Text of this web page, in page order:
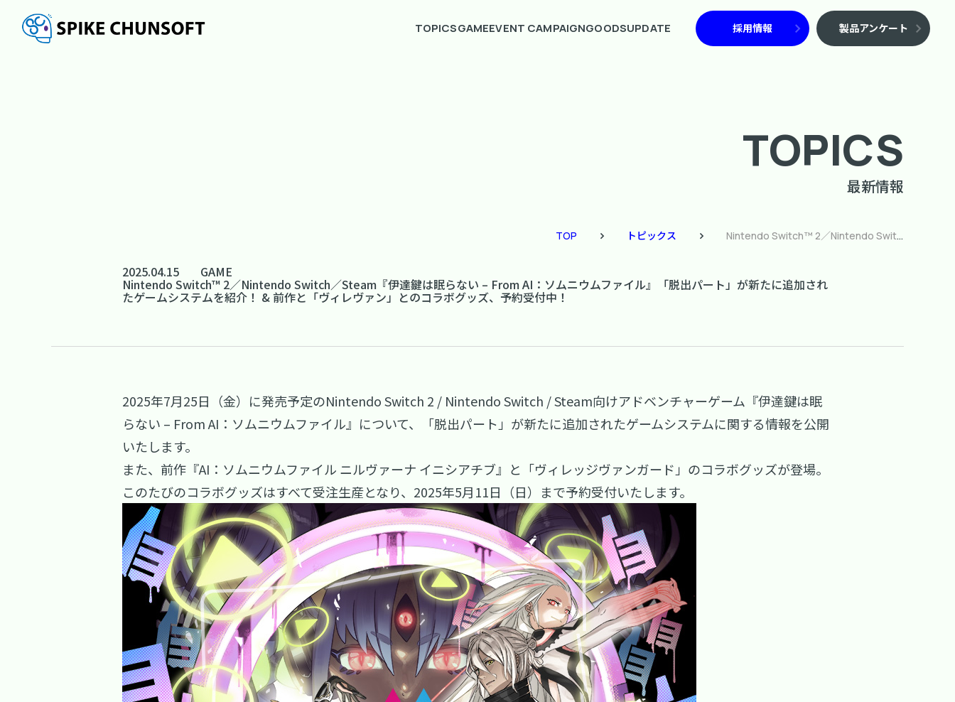
TOPICSGAMEEVENT CAMPAIGNGOODSUPDATE 採用情報 製品アンケート
TOPICS
最新情報
TOP トピックス Nintendo Switch™ 2／Nintendo Switch／Steam『伊達鍵は眠らない – From AI：ソムニウムファイル』「脱出パート」が新たに追加されたゲームシステムを紹介！ & 前作と「ヴィレヴァン」とのコラボグッズ、予約受付中！
2025.04.15 GAME
Nintendo Switch™ 2／Nintendo Switch／Steam『伊達鍵は眠らない – From AI：ソムニウムファイル』「脱出パート」が新たに追加され
たゲームシステムを紹介！ & 前作と「ヴィレヴァン」とのコラボグッズ、予約受付中！
2025年7月25日（金）に発売予定のNintendo Switch 2 / Nintendo Switch / Steam向けアドベンチャーゲーム『伊達鍵は眠
らない – From AI：ソムニウムファイル』について、「脱出パート」が新たに追加されたゲームシステムに関する情報を公開
いたします。
また、前作『AI：ソムニウムファイル ニルヴァーナ イニシアチブ』と「ヴィレッジヴァンガード」のコラボグッズが登場。
このたびのコラボグッズはすべて受注生産となり、2025年5月11日（日）まで予約受付いたします。